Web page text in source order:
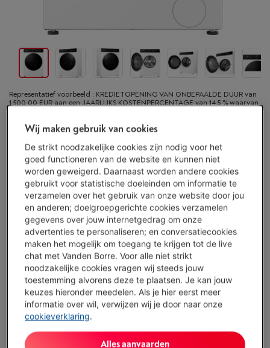
Representatief voorbeeld : KREDIETOPENING VAN ONBEPAALDE DUUR van
1.500,00 EUR aan een JAARLIJKS KOSTENPERCENTAGE van 14,5 % waarvan
Binnen minstens 3 weken -Bekijk voorraad
€ 549,00
Of 18 betalingen van € 32,04 -Meer info
Debetrentevoet 6,24%, Kredietkost € 27,72
Koop nu
Vergelijken
Vanden Borre Life Groot elektro
Dit product wordt
7 jaarna aankoop gedekt.
Wij maken gebruik van cookies
De strikt noodzakelijke cookies zijn nodig voor het
goed functioneren van de website en kunnen niet
worden geweigerd. Daarnaast worden andere cookies
gebruikt voor statistische doeleinden om informatie te
verzamelen over het gebruik van onze website door jou
en anderen; doelgroepgerichte cookies verzamelen
gegevens over jouw internetgedrag om onze
advertenties te personaliseren; en conversatiecookies
maken het mogelijk om toegang te krijgen tot de live
chat met Vanden Borre. Voor alle niet strikt
noodzakelijke cookies vragen wij steeds jouw
toestemming alvorens deze te plaatsen. Je kan jouw
keuzes hieronder meedelen. Als je hier eerst meer
informatie over wil, verwijzen wij je door naar onze
cookieverklaring.
Alles aanvaarden